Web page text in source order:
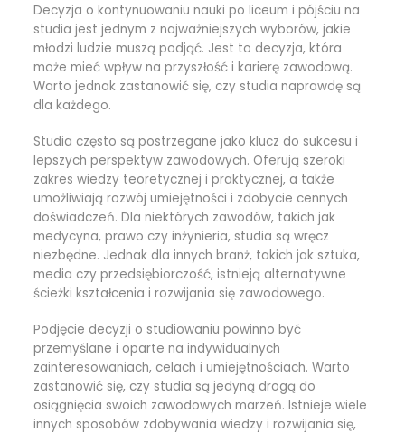
Decyzja o kontynuowaniu nauki po liceum i pójściu na
studia jest jednym z najważniejszych wyborów, jakie
młodzi ludzie muszą podjąć. Jest to decyzja, która
może mieć wpływ na przyszłość i karierę zawodową.
Warto jednak zastanowić się, czy studia naprawdę są
dla każdego.
Studia często są postrzegane jako klucz do sukcesu i
lepszych perspektyw zawodowych. Oferują szeroki
zakres wiedzy teoretycznej i praktycznej, a także
umożliwiają rozwój umiejętności i zdobycie cennych
doświadczeń. Dla niektórych zawodów, takich jak
medycyna, prawo czy inżynieria, studia są wręcz
niezbędne. Jednak dla innych branż, takich jak sztuka,
media czy przedsiębiorczość, istnieją alternatywne
ścieżki kształcenia i rozwijania się zawodowego.
Podjęcie decyzji o studiowaniu powinno być
przemyślane i oparte na indywidualnych
zainteresowaniach, celach i umiejętnościach. Warto
zastanowić się, czy studia są jedyną drogą do
osiągnięcia swoich zawodowych marzeń. Istnieje wiele
innych sposobów zdobywania wiedzy i rozwijania się,